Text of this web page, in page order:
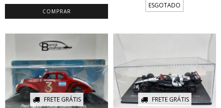
ESGOTADO
FRETE GRÁTIS FRETE GRÁTIS